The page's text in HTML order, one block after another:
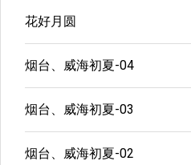
花好月圆
烟台、威海初夏-04
烟台、威海初夏-03
烟台、威海初夏-02